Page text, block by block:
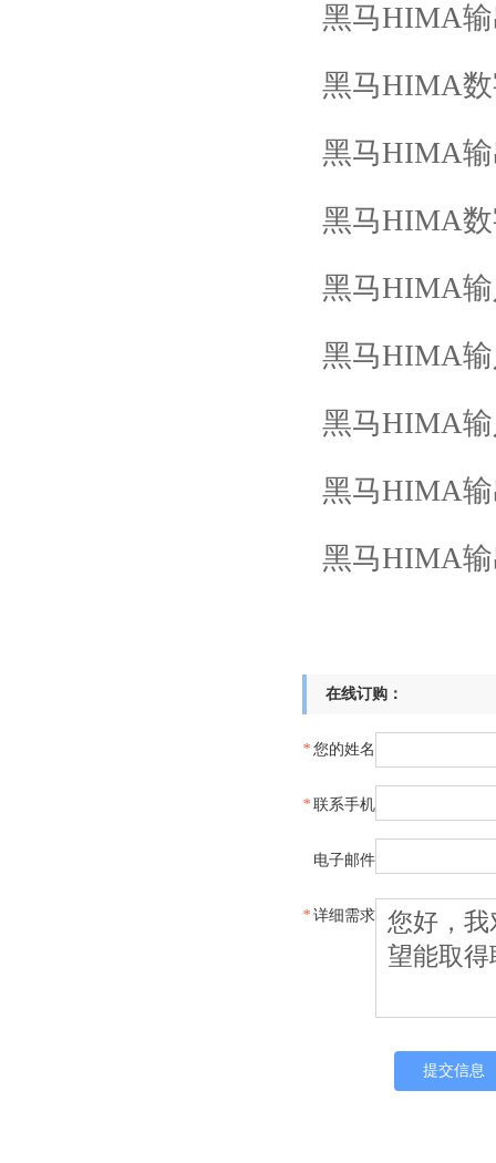
黑马HIMA
黑马HIMA
黑马HIMA
黑马HIMA
黑马HIMA
黑马HIMA
黑马HIMA
黑马HIMA
黑马HIMA
在线订购：
* 您的姓名
* 联系手机
电子邮件
* 详细需求